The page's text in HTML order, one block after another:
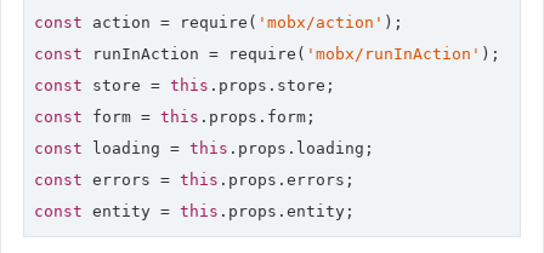
const action = require ( 'mobx/action'
const runInAction = require ( 'mobx/runInAction'
const store = this
const form = this
const loading = this
const errors = this
const entity = this .props.entity;